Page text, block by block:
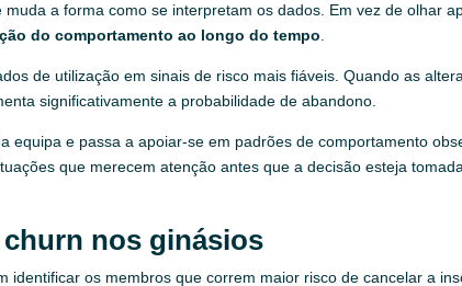
a forma como se interpretam os dados. Em vez de olhar
do comportamento ao longo do tempo
de utilização em sinais de risco mais fiáveis. Quando as
significativamente a probabilidade de abandono.
equipa e passa a apoiar-se em padrões de comportamento
que merecem atenção antes que a decisão esteja tomada.
nos ginásios
os membros que correm maior risco de cancelar a